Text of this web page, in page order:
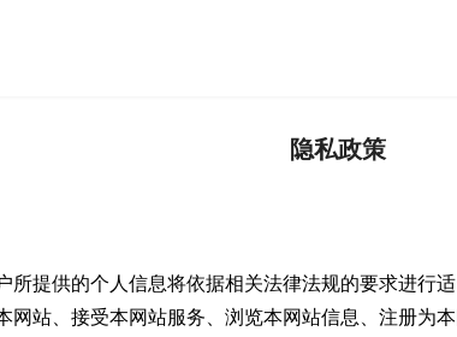
隐私政策
提供的个人信息将依据相关法律法规的要求进行
站、接受本网站服务、浏览本网站信息、注册为